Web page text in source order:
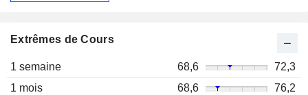
Extrêmes de Cours
1 semaine 68,6
72,3
1 mois
68,6
76,2